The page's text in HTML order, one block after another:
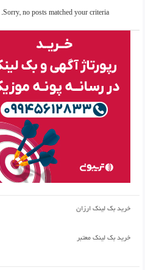
Sorry, no posts matched your criteria.
خرید بک لینک ارزان
خرید بک لینک معتبر